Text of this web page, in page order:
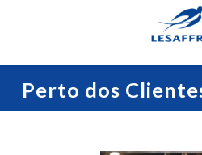
Perto dos